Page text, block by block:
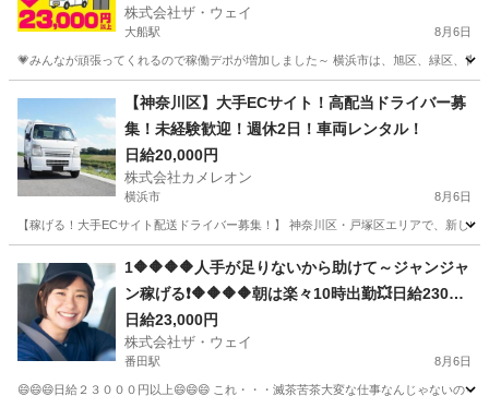
ぁ～集まれ～🎵
株式会社ザ・ウェイ
大船駅 8月6日
💗みんなが頑張ってくれるので稼働デポが増加しました～ 横浜市は、旭区、緑区、
大船駅 ドライバー ネットスーパー
【神奈川区】大手ECサイト！高配当ドライバー募
集！未経験歓迎！週休2日！車両レンタル！
日給20,000円
株式会社カメレオン
横浜市 8月6日
【稼げる！大手ECサイト配送ドライバー募集！】 神奈川区・戸塚区エリアで、新し
ドライバー 積み込み
1🔶🔶🔶🔶人手が足りないから助けて～ジャンジャ
ン稼げる❗️🔶🔶🔶🔶朝は楽々10時出勤💥日給23000
円以上❗️事業拡大につき大量募集❗️❗️❗️
日給23,000円
株式会社ザ・ウェイ
番田駅 8月6日
😄😄😄日給２３０００円以上😄😄😄 これ・・・滅茶苦茶大変な仕事なんじゃないの